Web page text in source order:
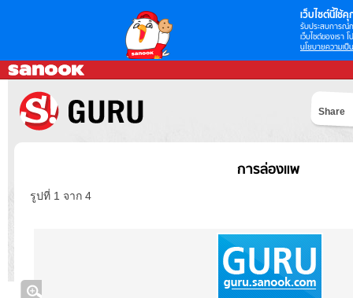
เว็บไซต์นี้ใช้คุ
รับประสบการณ์
เว็บไซต์ของเรา
นโยบายความเป็
Share
การล่องแพ
รูปที่ 1 จาก 4